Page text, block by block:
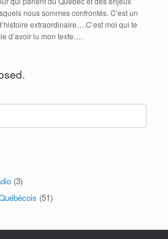
nous sommes confrontés. C’est un
extraordinaire….C’est moi qui te
d’avoir lu mon texte….
(3)
(51)